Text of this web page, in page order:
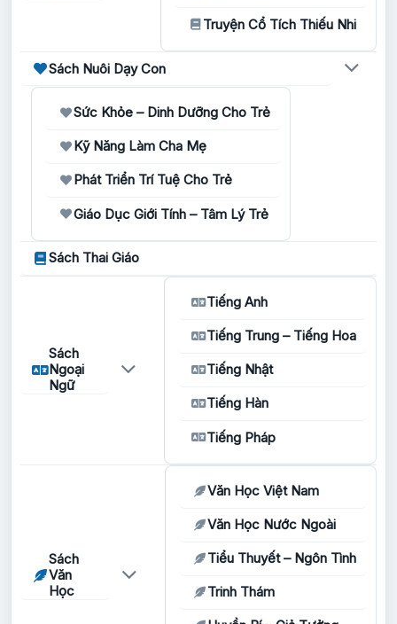
Truyện Cổ Tích Thiếu Nhi
Sách Nuôi Dạy Con
Sức Khỏe – Dinh Dưỡng Cho Trẻ
Kỹ Năng Làm Cha Mẹ
Phát Triển Trí Tuệ Cho Trẻ
Giáo Dục Giới Tính – Tâm Lý Trẻ
Sách Thai Giáo
Sách
Ngoại
Ngữ
Tiếng Anh
Tiếng Trung – Tiếng Hoa
Tiếng Nhật
Tiếng Hàn
Tiếng Pháp
Sách
Văn
Học
Văn Học Việt Nam
Văn Học Nước Ngoài
Tiểu Thuyết – Ngôn Tình
Trinh Thám